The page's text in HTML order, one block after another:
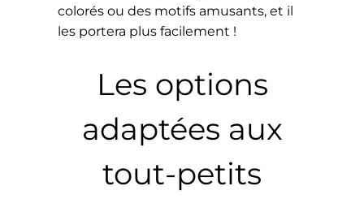
colorés ou des motifs amusants, et il
les portera plus facilement !
Les options
adaptées aux
tout-petits